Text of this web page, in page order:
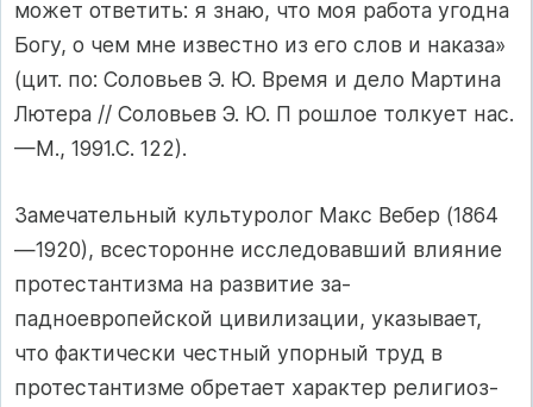
может ответить: я знаю, что моя работа угодна
Богу, о чем мне известно из его слов и наказа»
(цит. по: Соловьев Э. Ю. Время и дело Мартина
Лютера // Соловьев Э. Ю. П рошлое толкует нас.
—М., 1991.С. 122).
Замечательный культуролог Макс Вебер (1864
—1920), все­сторонне исследовавший влияние
протестантизма на развитие за­
падноевропейской цивилизации, указывает,
что фактически чест­ный упорный труд в
протестантизме обретает характер религиоз­